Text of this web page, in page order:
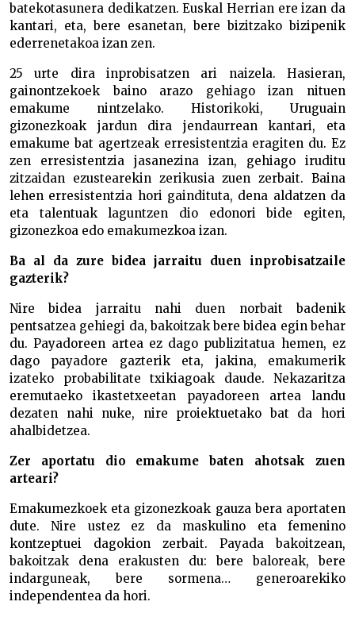
batekotasunera dedikatzen. Euskal Herrian ere izan da
kantari, eta, bere esanetan, bere bizitzako bizipenik
ederrenetakoa izan zen.
25 urte dira inprobisatzen ari naizela. Hasieran,
gainontzekoek baino arazo gehiago izan nituen
emakume nintzelako. Historikoki, Uruguain
gizonezkoak jardun dira jendaurrean kantari, eta
emakume bat agertzeak erresistentzia eragiten du. Ez
zen erresistentzia jasanezina izan, gehiago iruditu
zitzaidan ezustearekin zerikusia zuen zerbait. Baina
lehen erresistentzia hori gaindituta, dena aldatzen da
eta talentuak laguntzen dio edonori bide egiten,
gizonezkoa edo emakumezkoa izan.
Ba al da zure bidea jarraitu duen inprobisatzaile
gazterik?
Nire bidea jarraitu nahi duen norbait badenik
pentsatzea gehiegi da, bakoitzak bere bidea egin behar
du. Payadoreen artea ez dago publizitatua hemen, ez
dago payadore gazterik eta, jakina, emakumerik
izateko probabilitate txikiagoak daude. Nekazaritza
eremutaeko ikastetxeetan payadoreen artea landu
dezaten nahi nuke, nire proiektuetako bat da hori
ahalbidetzea.
Zer aportatu dio emakume baten ahotsak zuen
arteari?
Emakumezkoek eta gizonezkoak gauza bera aportaten
dute. Nire ustez ez da maskulino eta femenino
kontzeptuei dagokion zerbait. Payada bakoitzean,
bakoitzak dena erakusten du: bere baloreak, bere
indarguneak, bere sormena… generoarekiko
independentea da hori.